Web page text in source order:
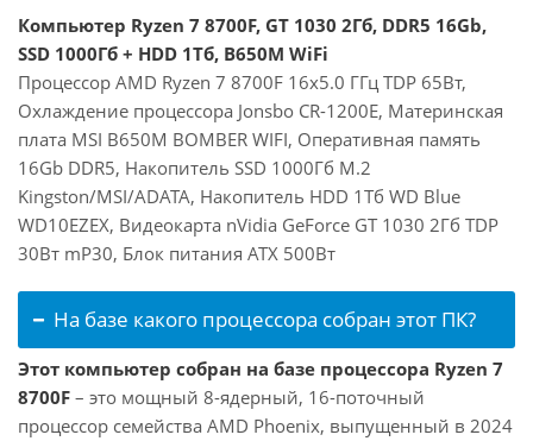
Компьютер Ryzen 7 8700F, GT 1030 2Гб, DDR5 16Gb,
SSD 1000Гб + HDD 1Тб, B650M WiFi
Процессор AMD Ryzen 7 8700F 16x5.0 ГГц TDP 65Вт,
Охлаждение процессора Jonsbo CR-1200E, Материнская
плата MSI B650M BOMBER WIFI, Оперативная память
16Gb DDR5, Накопитель SSD 1000Гб M.2
Kingston/MSI/ADATA, Накопитель HDD 1Тб WD Blue
WD10EZEX, Видеокарта nVidia GeForce GT 1030 2Гб TDP
30Вт mP30, Блок питания ATX 500Вт
На базе какого процессора собран этот ПК?
Этот компьютер собран на базе процессора Ryzen 7
8700F – это мощный 8-ядерный, 16-поточный
процессор семейства AMD Phoenix, выпущенный в 2024